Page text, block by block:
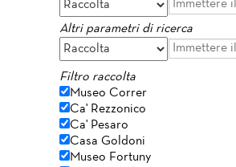
Altri parametri di ricerca
Filtro raccolta
Museo Correr
Ca' Rezzonico
Ca' Pesaro
Casa Goldoni
Museo Fortuny